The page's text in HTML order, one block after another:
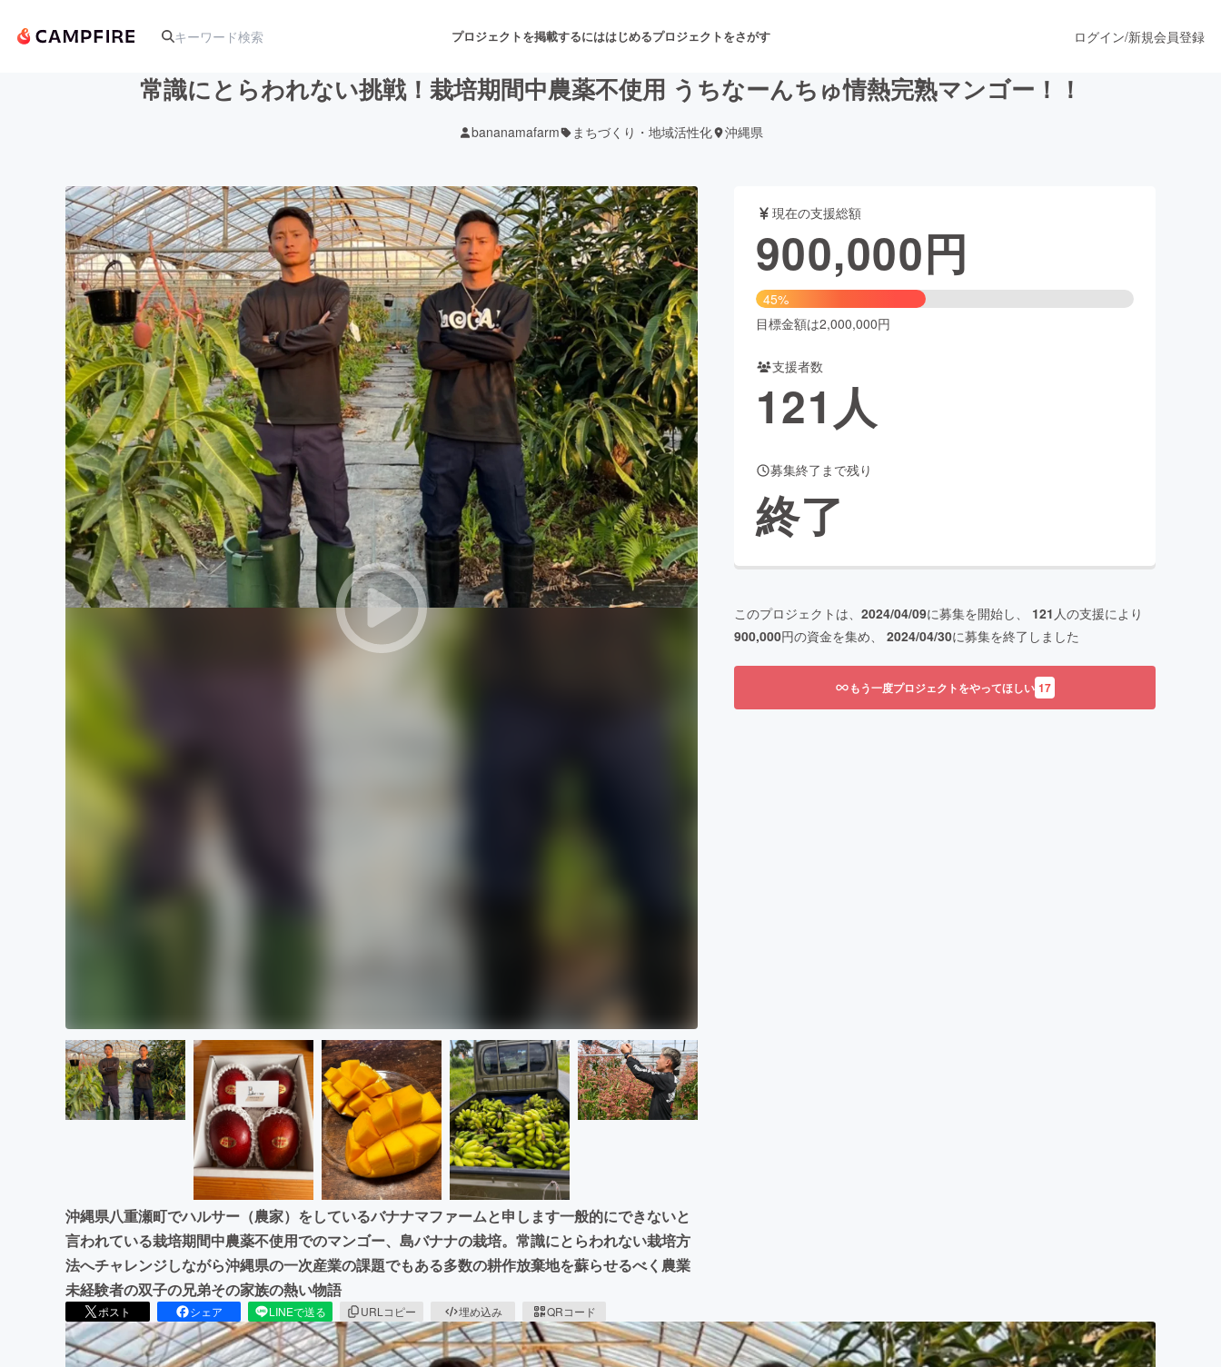
プロジェクトを掲載するにははじめるプロジェクトをさがす
アート・写真 音楽 舞台・パフォーマンス
テクノロジー・ガジェット ゲーム・サービス開発 フード・飲食店 ファッション
映像・映画 書籍・雑誌出版 アニメ・漫画
ビジネス・起業 チャレンジ ビューティー・ヘルスケア
まちづくり・地域活性化
CAMPFIRE for Social GoodCAMPFIRE Creation
CAMPFIREふるさと納税machi-yaコミュニティ
ログイン/新規会員登録
常識にとらわれない挑戦！栽培期間中農薬不使用 うちなーんちゅ情熱完熟マンゴー！！
bananamafarm まちづくり・地域活性化 沖縄県
沖縄県八重瀬町でハルサー（農家）をしているバナナマファームと申します一般的にできないと
言われている栽培期間中農薬不使用でのマンゴー、島バナナの栽培。常識にとらわれない栽培方
法へチャレンジしながら沖縄県の一次産業の課題でもある多数の耕作放棄地を蘇らせるべく農業
未経験者の双子の兄弟その家族の熱い物語
ポスト シェア LINEで送る URLコピー 埋め込み QRコード
現在の支援総額
900,000円
45%
目標金額は2,000,000円
支援者数
121人
募集終了まで残り
終了
このプロジェクトは、 2024/04/09に募集を開始し、 121 人の支援により
900,000円の資金を集め、 2024/04/30に募集を終了しました
もう一度プロジェクトをやってほしい 17